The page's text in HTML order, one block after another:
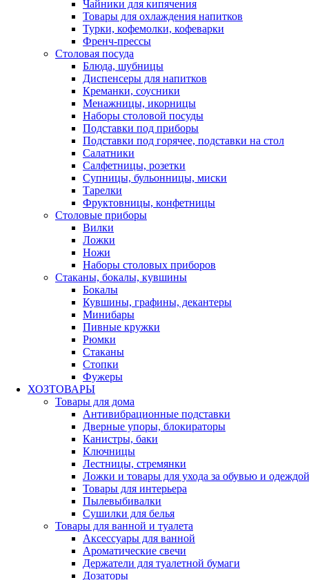
Чайники для кипячения
Товары для охлаждения напитков
Турки, кофемолки, кофеварки
Френч-прессы
Столовая посуда
Блюда, шубницы
Диспенсеры для напитков
Креманки, соусники
Менажницы, икорницы
Наборы столовой посуды
Подставки под приборы
Подставки под горячее, подставки на стол
Салатники
Салфетницы, розетки
Супницы, бульонницы, миски
Тарелки
Фруктовницы, конфетницы
Столовые приборы
Вилки
Ложки
Ножи
Наборы столовых приборов
Стаканы, бокалы, кувшины
Бокалы
Кувшины, графины, декантеры
Минибары
Пивные кружки
Рюмки
Стаканы
Стопки
Фужеры
ХОЗТОВАРЫ
Товары для дома
Антивибрационные подставки
Дверные упоры, блокираторы
Канистры, баки
Ключницы
Лестницы, стремянки
Ложки и товары для ухода за обувью и одеждой
Товары для интерьера
Пылевыбивалки
Сушилки для белья
Товары для ванной и туалета
Аксессуары для ванной
Ароматические свечи
Держатели для туалетной бумаги
Дозаторы